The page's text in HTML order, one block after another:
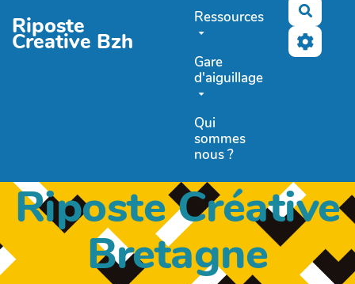
Riposte
Creative Bzh
Ressources
Gare
d'aiguillage
Qui
sommes
nous ?
Riposte Créative
Bretagne